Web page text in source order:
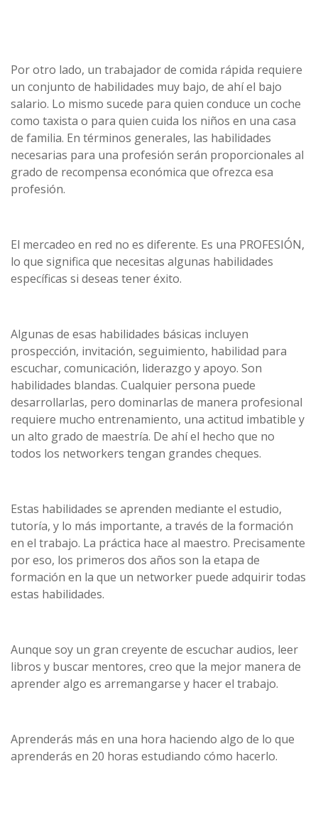
Por otro lado, un trabajador de comida rápida requiere
un conjunto de habilidades muy bajo, de ahí el bajo
salario. Lo mismo sucede para quien conduce un coche
como taxista o para quien cuida los niños en una casa
de familia. En términos generales, las habilidades
necesarias para una profesión serán proporcionales al
grado de recompensa económica que ofrezca esa
profesión.
El mercadeo en red no es diferente. Es una PROFESIÓN,
lo que significa que necesitas algunas habilidades
específicas si deseas tener éxito.
Algunas de esas habilidades básicas incluyen
prospección, invitación, seguimiento, habilidad para
escuchar, comunicación, liderazgo y apoyo. Son
habilidades blandas. Cualquier persona puede
desarrollarlas, pero dominarlas de manera profesional
requiere mucho entrenamiento, una actitud imbatible y
un alto grado de maestría. De ahí el hecho que no
todos los networkers tengan grandes cheques.
Estas habilidades se aprenden mediante el estudio,
tutoría, y lo más importante, a través de la formación
en el trabajo. La práctica hace al maestro. Precisamente
por eso, los primeros dos años son la etapa de
formación en la que un networker puede adquirir todas
estas habilidades.
Aunque soy un gran creyente de escuchar audios, leer
libros y buscar mentores, creo que la mejor manera de
aprender algo es arremangarse y hacer el trabajo.
Aprenderás más en una hora haciendo algo de lo que
aprenderás en 20 horas estudiando cómo hacerlo.